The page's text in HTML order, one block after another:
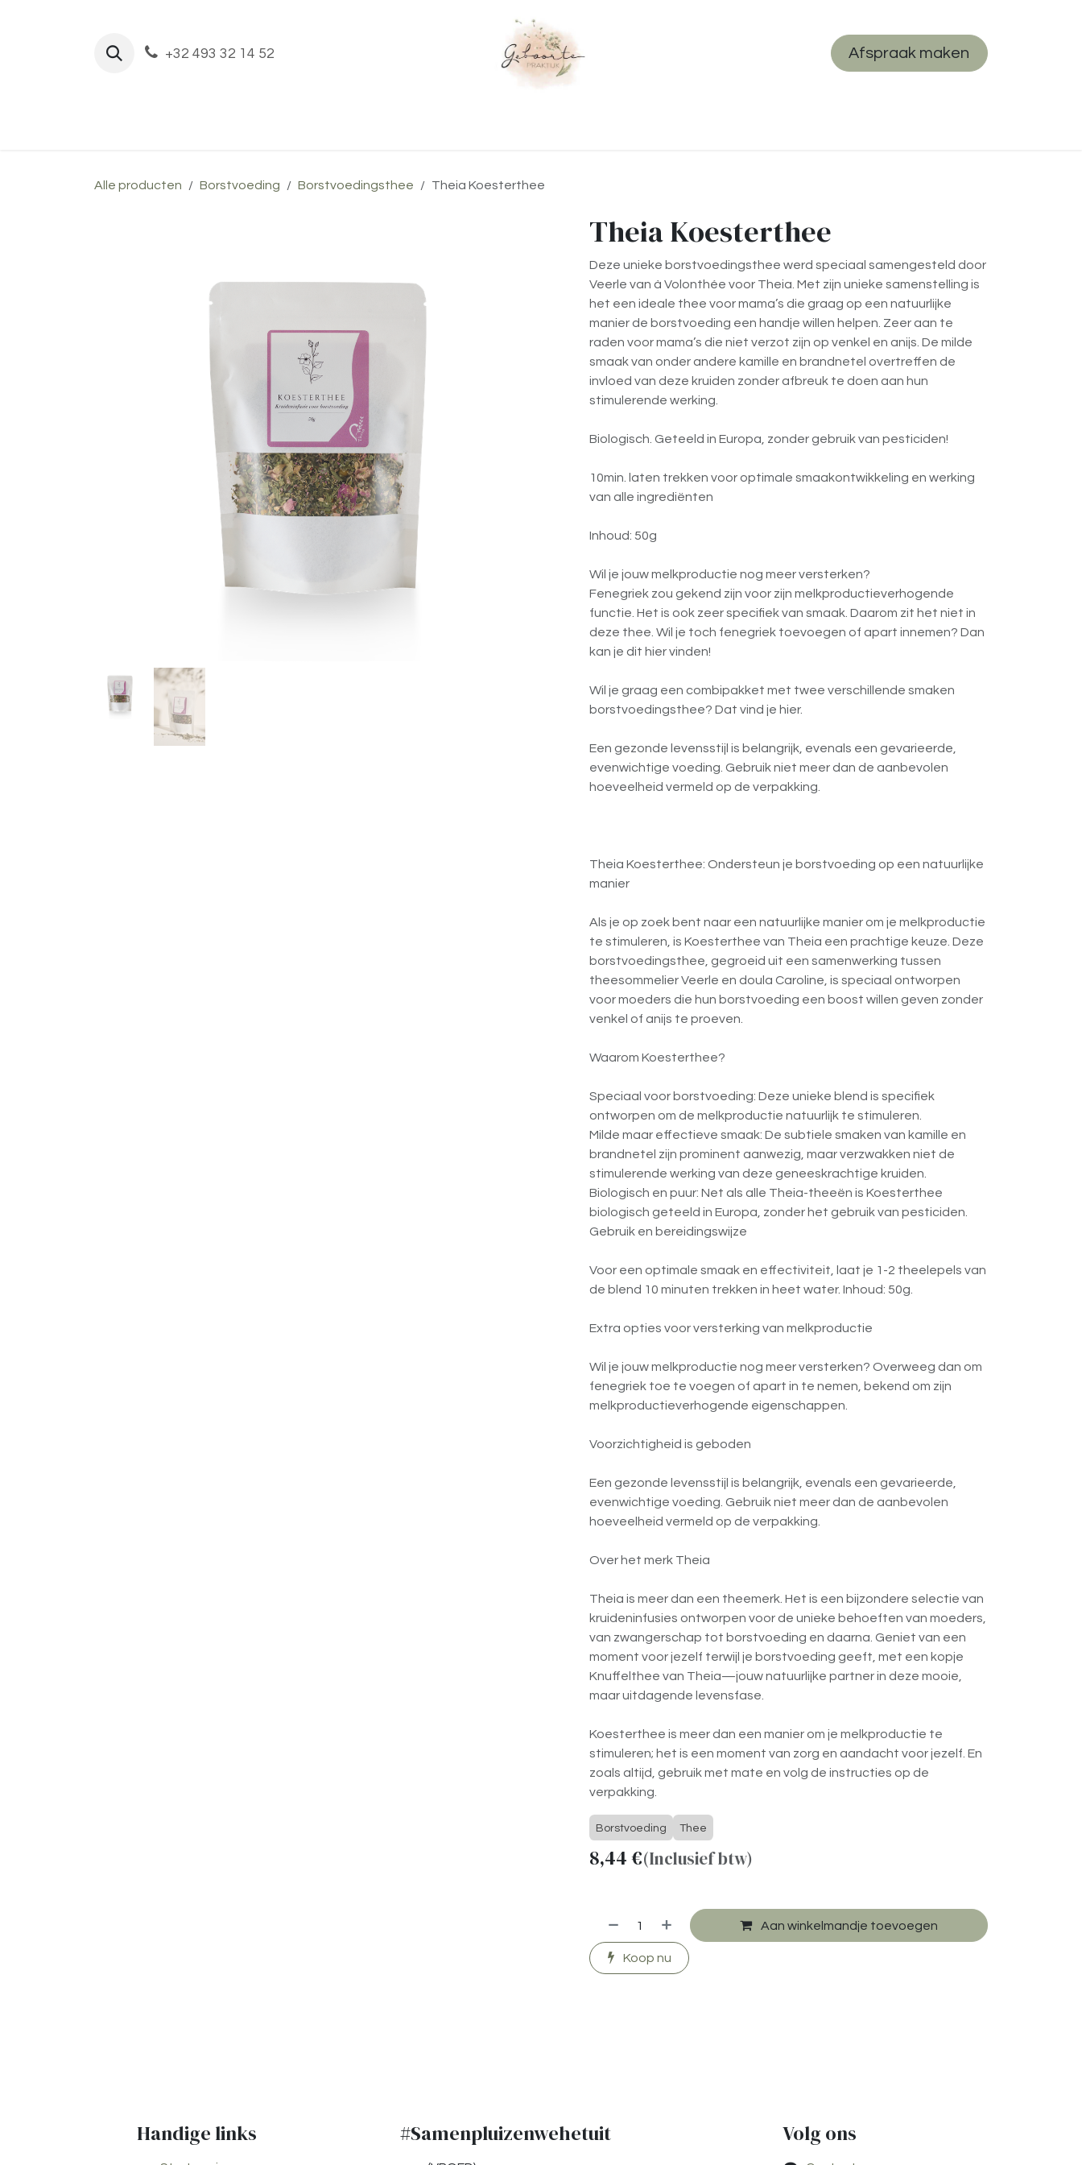
+32 493 32 14 52 Afspraak maken
Alle producten Borstvoeding Borstvoedingsthee Theia Koesterthee
Theia Koesterthee
Deze unieke borstvoedingsthee werd speciaal samengesteld door
Veerle van à Volonthée voor Theia. Met zijn unieke samenstelling is
het een ideale thee voor mama’s die graag op een natuurlijke
manier de borstvoeding een handje willen helpen. Zeer aan te
raden voor mama’s die niet verzot zijn op venkel en anijs. De milde
smaak van onder andere kamille en brandnetel overtreffen de
invloed van deze kruiden zonder afbreuk te doen aan hun
stimulerende werking.
Biologisch. Geteeld in Europa, zonder gebruik van pesticiden!
10min. laten trekken voor optimale smaakontwikkeling en werking
van alle ingrediënten
Inhoud: 50g
Wil je jouw melkproductie nog meer versterken?
Fenegriek zou gekend zijn voor zijn melkproductieverhogende
functie. Het is ook zeer specifiek van smaak. Daarom zit het niet in
deze thee. Wil je toch fenegriek toevoegen of apart innemen? Dan
kan je dit hier vinden!
Wil je graag een combipakket met twee verschillende smaken
borstvoedingsthee? Dat vind je hier.
Een gezonde levensstijl is belangrijk, evenals een gevarieerde,
evenwichtige voeding. Gebruik niet meer dan de aanbevolen
hoeveelheid vermeld op de verpakking.
Theia Koesterthee: Ondersteun je borstvoeding op een natuurlijke
manier
Als je op zoek bent naar een natuurlijke manier om je melkproductie
te stimuleren, is Koesterthee van Theia een prachtige keuze. Deze
borstvoedingsthee, gegroeid uit een samenwerking tussen
theesommelier Veerle en doula Caroline, is speciaal ontworpen
voor moeders die hun borstvoeding een boost willen geven zonder
venkel of anijs te proeven.
Waarom Koesterthee?
Speciaal voor borstvoeding: Deze unieke blend is specifiek
ontworpen om de melkproductie natuurlijk te stimuleren.
Milde maar effectieve smaak: De subtiele smaken van kamille en
brandnetel zijn prominent aanwezig, maar verzwakken niet de
stimulerende werking van deze geneeskrachtige kruiden.
Biologisch en puur: Net als alle Theia-theeën is Koesterthee
biologisch geteeld in Europa, zonder het gebruik van pesticiden.
Gebruik en bereidingswijze
Voor een optimale smaak en effectiviteit, laat je 1-2 theelepels van
de blend 10 minuten trekken in heet water. Inhoud: 50g.
Extra opties voor versterking van melkproductie
Wil je jouw melkproductie nog meer versterken? Overweeg dan om
fenegriek toe te voegen of apart in te nemen, bekend om zijn
melkproductieverhogende eigenschappen.
Voorzichtigheid is geboden
Een gezonde levensstijl is belangrijk, evenals een gevarieerde,
evenwichtige voeding. Gebruik niet meer dan de aanbevolen
hoeveelheid vermeld op de verpakking.
Over het merk Theia
Theia is meer dan een theemerk. Het is een bijzondere selectie van
kruideninfusies ontworpen voor de unieke behoeften van moeders,
van zwangerschap tot borstvoeding en daarna. Geniet van een
moment voor jezelf terwijl je borstvoeding geeft, met een kopje
Knuffelthee van Theia—jouw natuurlijke partner in deze mooie,
maar uitdagende levensfase.
Koesterthee is meer dan een manier om je melkproductie te
stimuleren; het is een moment van zorg en aandacht voor jezelf. En
zoals altijd, gebruik met mate en volg de instructies op de
verpakking.
Borstvoeding Thee
8,44€(Inclusief btw)
Aan winkelmandje toevoegen
Koop nu
Handige links #Samenpluizenwehetuit Volg ons